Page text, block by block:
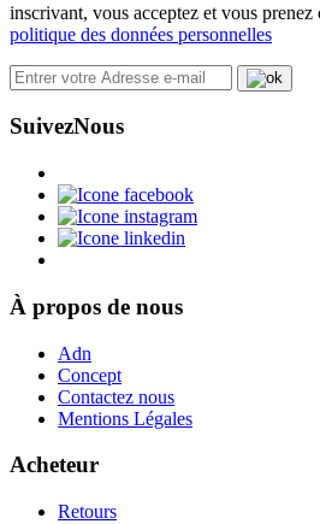
inscrivant, vous acceptez et vous prenez
politique des données personnelles
SuivezNous
À propos de nous
Adn
Concept
Contactez nous
Mentions Légales
Acheteur
Retours